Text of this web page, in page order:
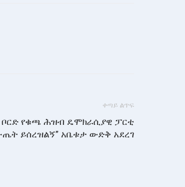
ቀጣይ ልጥፍ
የቁጫ ሕዝብ ዴሞክራሲያዊ ፓርቲ
ይሰረዝልኝ” አቤቱታ ውድቅ አደረገ